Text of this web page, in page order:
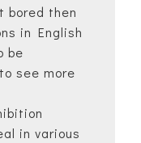
bored then
in English
be
see more
in various